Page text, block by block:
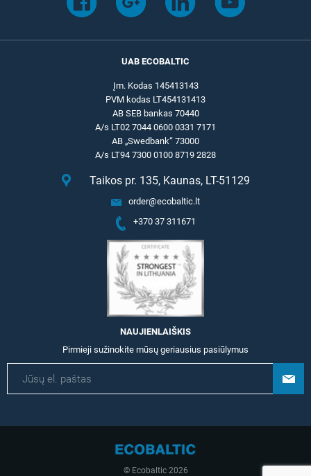
UAB ECOBALTIC
Įm. Kodas 145413143
PVM kodas LT454131413
AB SEB bankas 70440
A/s LT02 7044 0600 0331 7171
AB „Swedbank“ 73000
A/s LT94 7300 0100 8719 2828
Taikos pr. 135, Kaunas, LT-51129
order@ecobaltic.lt
+370 37 311671
NAUJIENLAIŠKIS
Pirmieji sužinokite mūsų geriausius pasiūlymus
© Ecobaltic 2026